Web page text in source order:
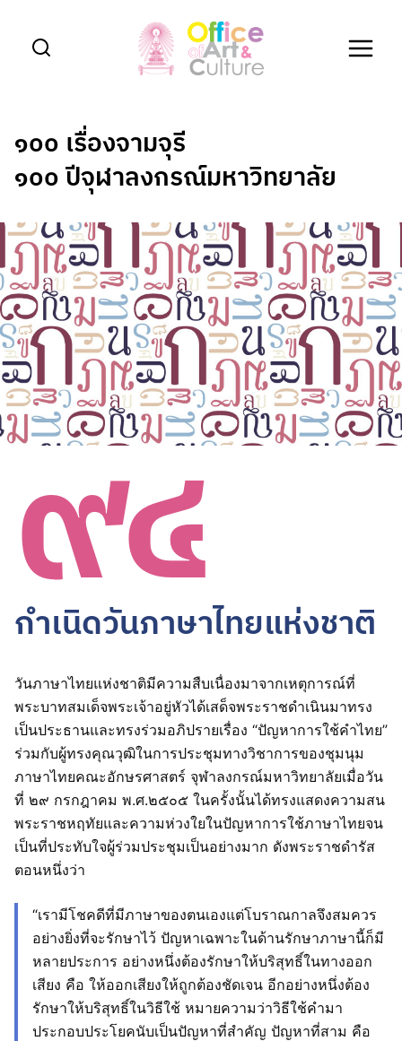
content
๑๐๐ เรื่องจามจุรี
๑๐๐ ปีจุฬาลงกรณ์มหาวิทยาลัย
๙๔
กำเนิดวันภาษาไทยแห่งชาติ
วันภาษาไทยแห่งชาติมีความสืบเนื่องมาจากเหตุการณ์ที่
พระบาทสมเด็จพระเจ้าอยู่หัวได้เสด็จพระราชดำเนินมาทรง
เป็นประธานและทรงร่วมอภิปรายเรื่อง “ปัญหาการใช้คำไทย”
ร่วมกับผู้ทรงคุณวุฒิในการประชุมทางวิชาการของชุมนุม
ภาษาไทยคณะอักษรศาสตร์ จุฬาลงกรณ์มหาวิทยาลัยเมื่อวัน
ที่ ๒๙ กรกฎาคม พ.ศ.๒๕๐๕ ในครั้งนั้นได้ทรงแสดงความสน
พระราชหฤทัยและความห่วงใยในปัญหาการใช้ภาษาไทยจน
เป็นที่ประทับใจผู้ร่วมประชุมเป็นอย่างมาก ดังพระราชดำรัส
ตอนหนึ่งว่า
“เรามีโชคดีที่มีภาษาของตนเองแต่โบราณกาลจึงสมควร
อย่างยิ่งที่จะรักษาไว้ ปัญหาเฉพาะในด้านรักษาภาษานี้ก็มี
หลายประการ อย่างหนึ่งต้องรักษาให้บริสุทธิ์ในทางออก
เสียง คือ ให้ออกเสียงให้ถูกต้องชัดเจน อีกอย่างหนึ่งต้อง
รักษาให้บริสุทธิ์ในวิธีใช้ หมายความว่าวิธีใช้คำมา
ประกอบประโยคนับเป็นปัญหาที่สำคัญ ปัญหาที่สาม คือ